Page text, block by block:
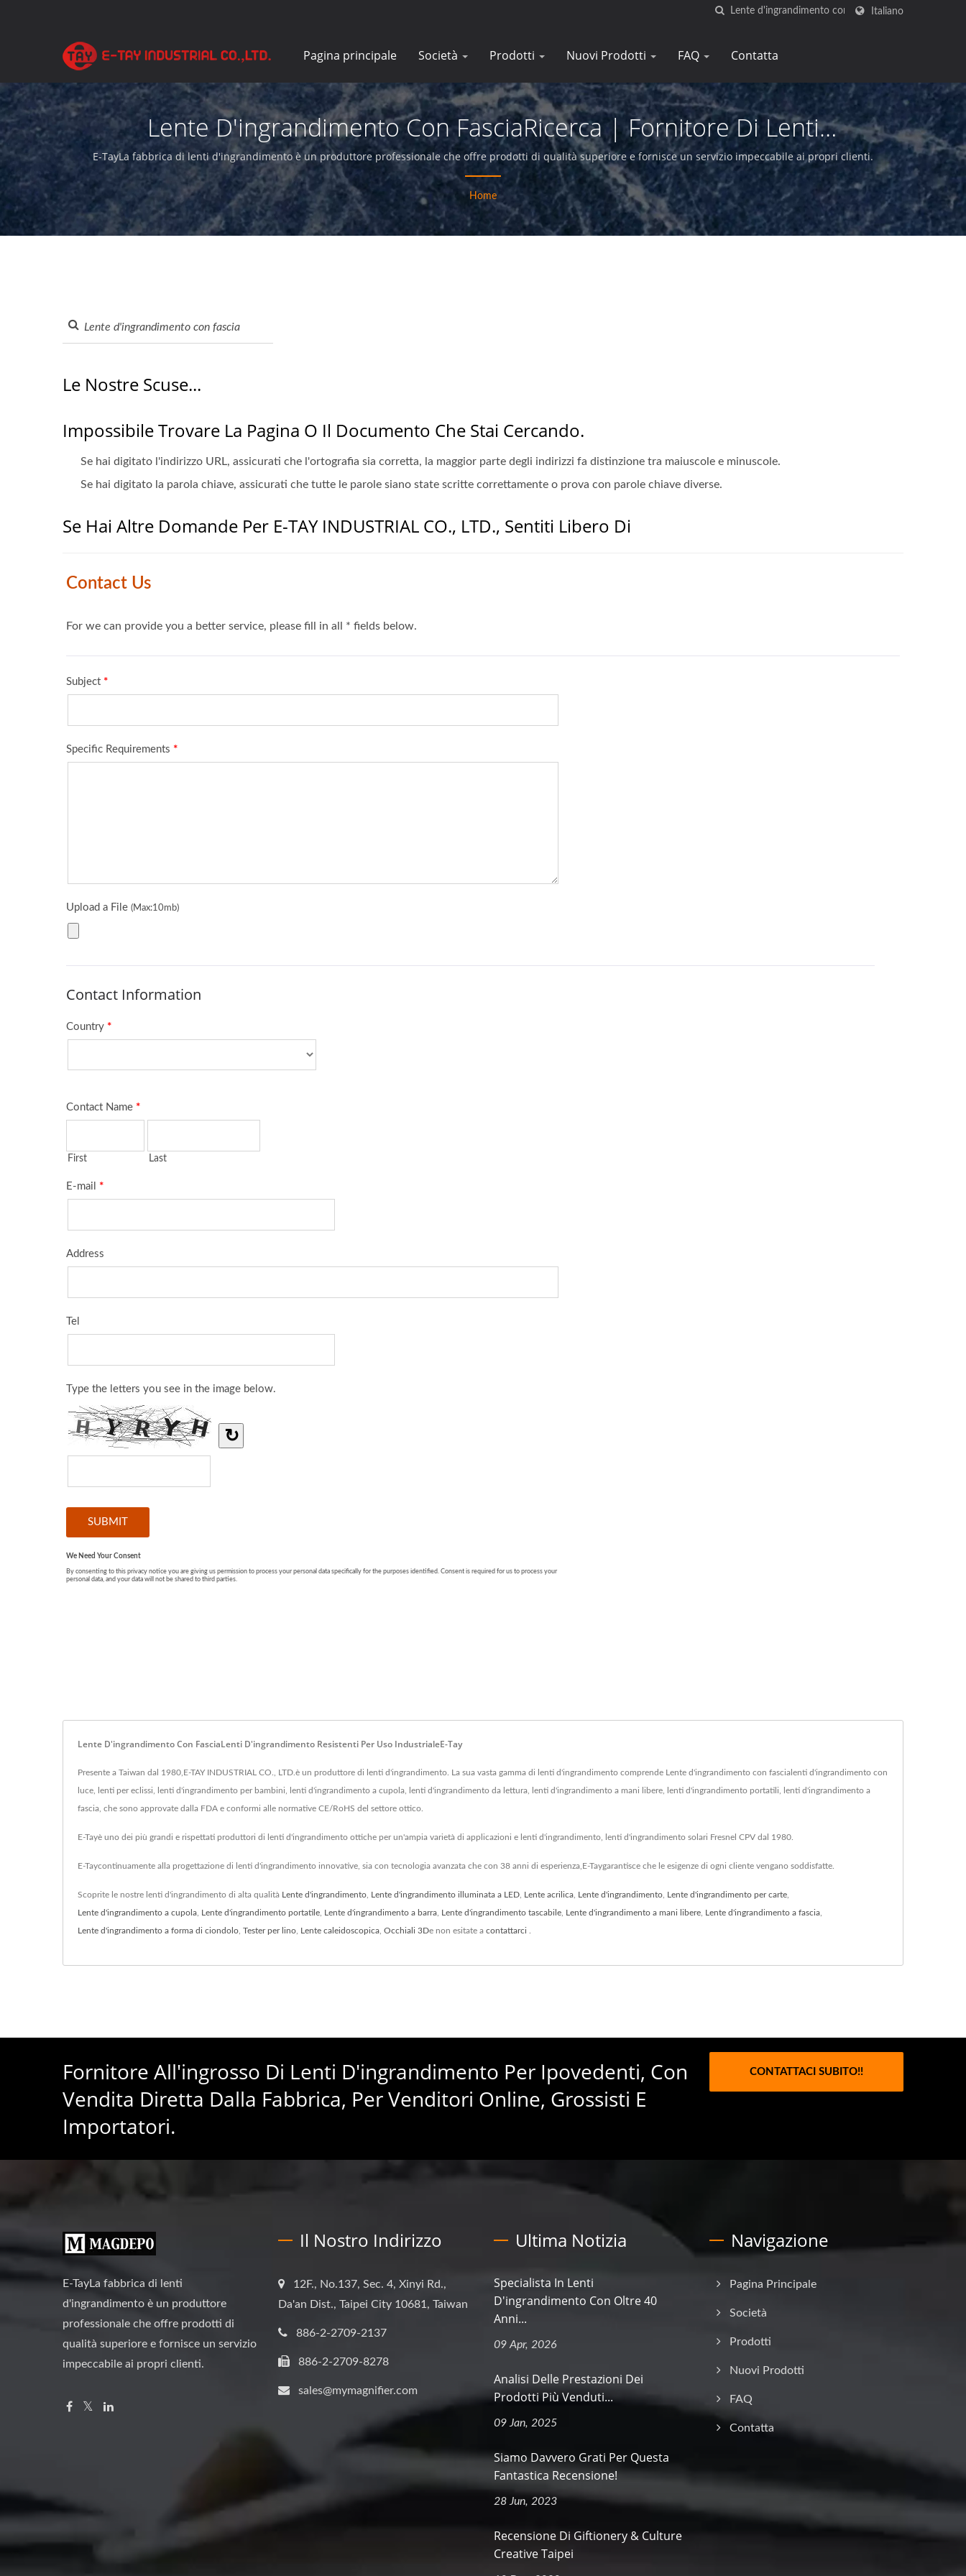
Italiano
Pagina principale Società Prodotti Nuovi Prodotti FAQ Contatta
Lente D'ingrandimento Con FasciaRicerca | Fornitore Di Lenti
D'ingrandimento Industriali |E-Tay
E-TayLa fabbrica di lenti d'ingrandimento è un produttore professionale che offre prodotti di qualità superiore e fornisce un servizio impeccabile ai propri clienti.
Home
Le Nostre Scuse...
Impossibile Trovare La Pagina O Il Documento Che Stai Cercando.
Se hai digitato l'indirizzo URL, assicurati che l'ortografia sia corretta, la maggior parte degli indirizzi fa distinzione tra maiuscole e minuscole.
Se hai digitato la parola chiave, assicurati che tutte le parole siano state scritte correttamente o prova con parole chiave diverse.
Se Hai Altre Domande Per E-TAY INDUSTRIAL CO., LTD., Sentiti Libero Di
Lente D'ingrandimento Con FasciaLenti D'ingrandimento Resistenti Per Uso IndustrialeE-Tay
Presente a Taiwan dal 1980,E-TAY INDUSTRIAL CO., LTD.è un produttore di lenti d'ingrandimento. La sua vasta gamma di lenti d'ingrandimento comprende Lente d'ingrandimento con fascialenti d'ingrandimento con
luce, lenti per eclissi, lenti d'ingrandimento per bambini, lenti d'ingrandimento a cupola, lenti d'ingrandimento da lettura, lenti d'ingrandimento a mani libere, lenti d'ingrandimento portatili, lenti d'ingrandimento a
fascia, che sono approvate dalla FDA e conformi alle normative CE/RoHS del settore ottico.
E-Tayè uno dei più grandi e rispettati produttori di lenti d'ingrandimento ottiche per un'ampia varietà di applicazioni e lenti d'ingrandimento, lenti d'ingrandimento solari Fresnel CPV dal 1980.
E-Taycontinuamente alla progettazione di lenti d'ingrandimento innovative, sia con tecnologia avanzata che con 38 anni di esperienza,E-Taygarantisce che le esigenze di ogni cliente vengano soddisfatte.
Scoprite le nostre lenti d'ingrandimento di alta qualità Lente d'ingrandimento Lente d'ingrandimento illuminata a LED Lente acrilica Lente d'ingrandimento Lente d'ingrandimento per carte
Lente d'ingrandimento a cupola Lente d'ingrandimento portatile Lente d'ingrandimento a barra Lente d'ingrandimento tascabile Lente d'ingrandimento a mani libere Lente d'ingrandimento a fascia
Lente d'ingrandimento a forma di ciondolo Tester per lino Lente caleidoscopica Occhiali 3De non esitate a contattarci
Fornitore All'ingrosso Di Lenti D'ingrandimento Per Ipovedenti, Con
Vendita Diretta Dalla Fabbrica, Per Venditori Online, Grossisti E
Importatori.
CONTATTACI SUBITO!!
E-TayLa fabbrica di lenti
d'ingrandimento è un produttore
professionale che offre prodotti di
qualità superiore e fornisce un servizio
impeccabile ai propri clienti.
Il Nostro Indirizzo
12F., No.137, Sec. 4, Xinyi Rd.,
Da'an Dist., Taipei City 10681, Taiwan
886-2-2709-2137
886-2-2709-8278
sales@mymagnifier.com
Ultima Notizia
Specialista In Lenti
D'ingrandimento Con Oltre 40
Anni...
09 Apr, 2026
Analisi Delle Prestazioni Dei
Prodotti Più Venduti...
09 Jan, 2025
Siamo Davvero Grati Per Questa
Fantastica Recensione!
28 Jun, 2023
Recensione Di Giftionery & Culture
Creative Taipei
Navigazione
Pagina Principale
Società
Prodotti
Nuovi Prodotti
FAQ
Contatta